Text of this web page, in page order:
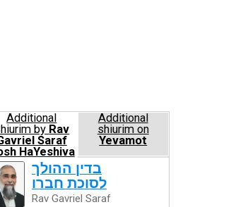
Additional
by Rav
Saraf
HaYeshiva
Additional
shiurim on
Yevamot
בדין ההולך
לסוכת חברו
Rav Gavriel Saraf